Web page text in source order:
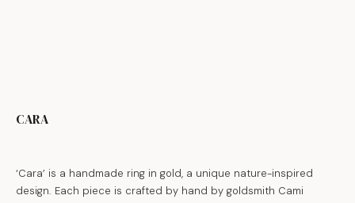
CARA
‘Cara’ is a handmade ring in gold, a unique nature-inspired
design. Each piece is crafted by hand by goldsmith Cami